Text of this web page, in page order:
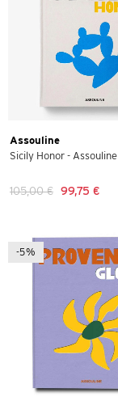
Assouline
Sicily Honor - Assouline
105,00 € 99,75 €
-5%